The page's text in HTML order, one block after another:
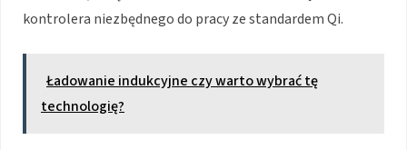
kontrolera niezbędnego do pracy ze standardem Qi.
Ładowanie indukcyjne czy warto wybrać tę
technologię?